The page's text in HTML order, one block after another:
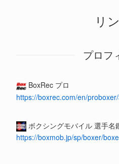
リ
プロフ
BoxRec プロ
https://boxrec.com/en/
ボクシングモバイル 選手名
https://boxmob.jp/sp/boxer/